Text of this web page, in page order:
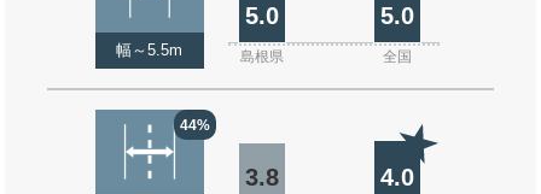
幅～5.5m
5.0 5.0
島根県 全国
44%
3.8 4.0